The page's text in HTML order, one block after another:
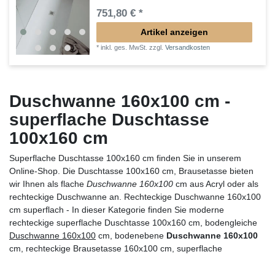
751,80 € *
Artikel anzeigen
*inkl. ges. MwSt. zzgl.Versandkosten
Duschwanne 160x100 cm -
superflache Duschtasse
100x160 cm
Superflache Duschtasse 100x160 cm finden Sie in unserem
Online-Shop. Die Duschtasse 100x160 cm, Brausetasse bieten
wir Ihnen als flache Duschwanne 160x100 cm aus Acryl oder als
rechteckige Duschwanne an. Rechteckige Duschwanne 160x100
cm superflach - In dieser Kategorie finden Sie moderne
rechteckige superflache Duschtasse 100x160 cm, bodengleiche
Duschwanne 160x100 cm, bodenebene Duschwanne 160x100
cm, rechteckige Brausetasse 160x100 cm, superflache